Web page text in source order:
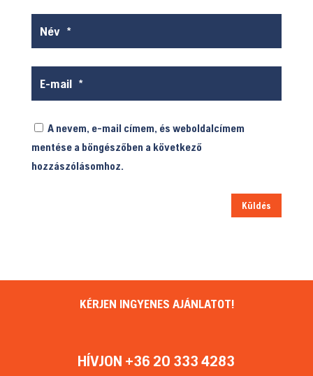
A nevem, e-mail címem, és weboldalcímem
mentése a böngészőben a következő
hozzászólásomhoz.
Küldés
KÉRJEN INGYENES AJÁNLATOT!
HÍVJON +36 20 333 4283